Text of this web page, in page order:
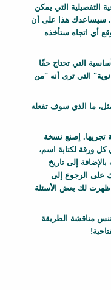
التفصيلية التي يمكن
سيساعدك هذا على أن
أي اتجاه ستأخذه
التي تحتاج حقًا
التي ترى أنه "من
ما الذي سوف تفعله
تجريها. إصنع نسخة
كل ورقة لكتابة اسم،
إلى تاريخ
على الرجوع إلى
ظهرت لك بعض الأسئلة
مناقشة الطريقة